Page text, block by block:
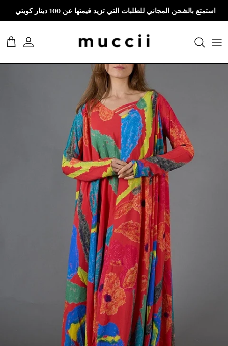
انتقل إلى المحتوى
استمتع بالشحن المجاني للطلبات التي تزيد قيمتها عن 100 دينار كويتي
حساب
Skip to product information